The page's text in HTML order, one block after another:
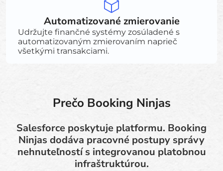
Automatizované zmierovanie
Udržujte finančné systémy zosúladené s
automatizovaným zmierovaním naprieč
všetkými transakciami.
Prečo Booking Ninjas
Salesforce poskytuje platformu. Booking
Ninjas dodáva pracovné postupy správy
nehnuteľností s integrovanou platobnou
infraštruktúrou.